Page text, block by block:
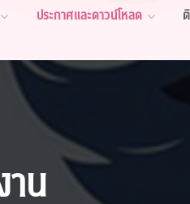
ประกาศและดาวน์โหลด
น